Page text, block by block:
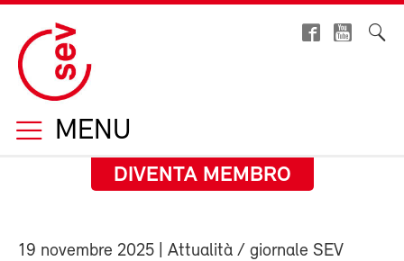
MENU
DIVENTA MEMBRO
19 novembre 2025 | Attualità / giornale SEV